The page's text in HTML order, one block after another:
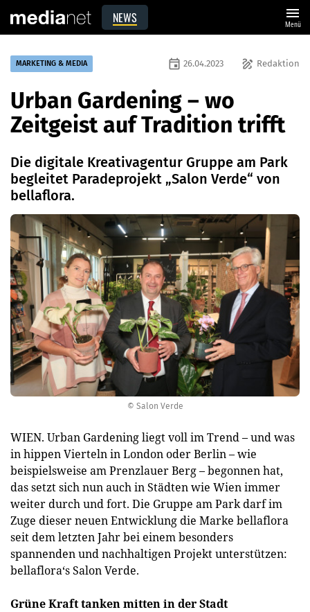
NEWS menu
Menü
© Salon Verde
MARKETING & MEDIA draw Redaktion
event 26.04.2023
Urban Gardening – wo
Zeitgeist auf Tradition trifft
Die digitale Kreativagentur Gruppe am Park
begleitet Paradeprojekt „Salon Verde“ von
bellaflora.
WIEN. Urban Gardening liegt voll im Trend – und was
in hippen Vierteln in London oder Berlin – wie
beispielsweise am Prenzlauer Berg – begonnen hat,
das setzt sich nun auch in Städten wie Wien immer
weiter durch und fort. Die Gruppe am Park darf im
Zuge dieser neuen Entwicklung die Marke bellaflora
seit dem letzten Jahr bei einem besonders
spannenden und nachhaltigen Projekt unterstützen:
bellaflora‘s Salon Verde.
Grüne Kraft tanken mitten in der Stadt